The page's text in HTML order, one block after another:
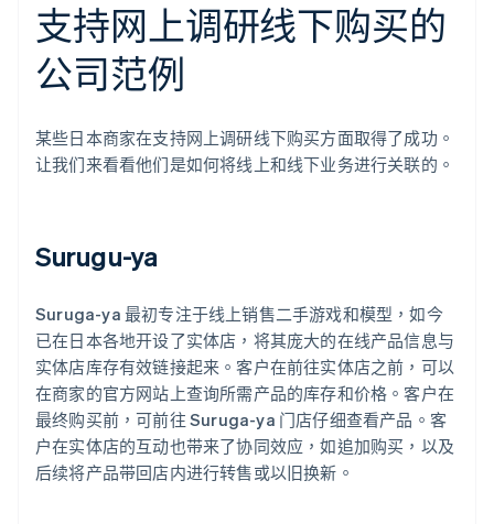
支持网上调研线下购买的
公司范例
某些日本商家在支持网上调研线下购买方面取得了成功。
让我们来看看他们是如何将线上和线下业务进行关联的。
Surugu-ya
Suruga-ya 最初专注于线上销售二手游戏和模型，如今
已在日本各地开设了实体店，将其庞大的在线产品信息与
实体店库存有效链接起来。客户在前往实体店之前，可以
在商家的官方网站上查询所需产品的库存和价格。客户在
最终购买前，可前往 Suruga-ya 门店仔细查看产品。客
户在实体店的互动也带来了协同效应，如追加购买，以及
后续将产品带回店内进行转售或以旧换新。